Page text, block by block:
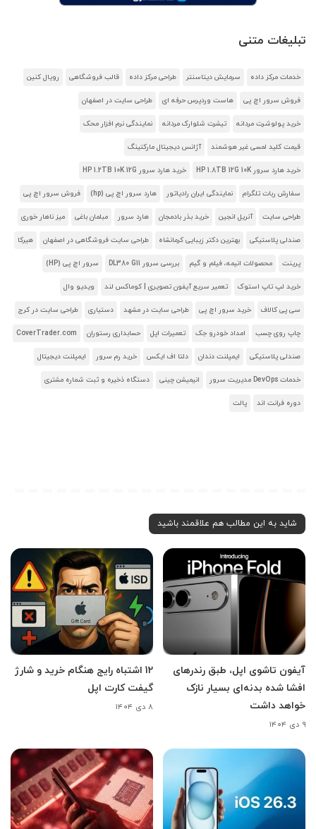
تبلیغات متنی
خدمات مرکز داده سرمایش دیتاسنتر طراحی مرکز داده قالب فروشگاهی رویال کنین
فروش سرور اچ پی هاست وردپرس حرفه ای طراحی سایت در اصفهان
خرید پولوشرت مردانه تیشرت شلوارک مردانه نمایندگی نرم افزار محک
قیمت کلید لمسی غیر هوشمند آژانس دیجیتال مارکتینگ
خرید هارد سرور HP 1.8TB 12G 10K خرید هارد سرور HP 1.2TB 10K 12G
سفارش ربات تلگرام نمایندگی ایران رادیاتور هارد سرور اچ پی (hp) فروش سرور اچ پی
طراحی سایت آنریل انجین خرید بذر بادمجان هارد سرور مبلمان باغی میز ناهار خوری
صندلی پلاستیکی بهترین دکتر زیبایی کرمانشاه طراحی سایت فروشگاهی در اصفهان هیرکا
پرینت محصولات انیمه، فیلم و گیم بررسی سرور DL380 G11 سرور اچ پی (HP)
خرید لپ تاپ استوک تعمیر سریع آیفون تصویری | کوماکس لند ویدیو وال
سی پی کالاف خرید سرور اچ پی طراحی سایت در مشهد دستیاری طراحی سایت در کرج
چاپ روی چسب امداد خودرو جک تعمیرات اپل حسابداری رستوران CoverTrader.com
صندلی پلاستیکی ایمپلنت دندان دلتا اف ایکس خرید رم سرور ایمپلنت دیجیتال
خدمات DevOps مدیریت سرور انیمیشن چینی دستگاه ذخیره و ثبت شماره مشتری
دوره فرانت اند پالت
شاید به این مطالب هم علاقمند باشید
آیفون تاشوی اپل، طبق رندرهای
افشا شده بدنه‌ای بسیار نازک
خواهد داشت
۹ دی ۱۴۰۴
12 اشتباه رایج هنگام خرید و شارژ
گیفت کارت اپل
۸ دی ۱۴۰۴